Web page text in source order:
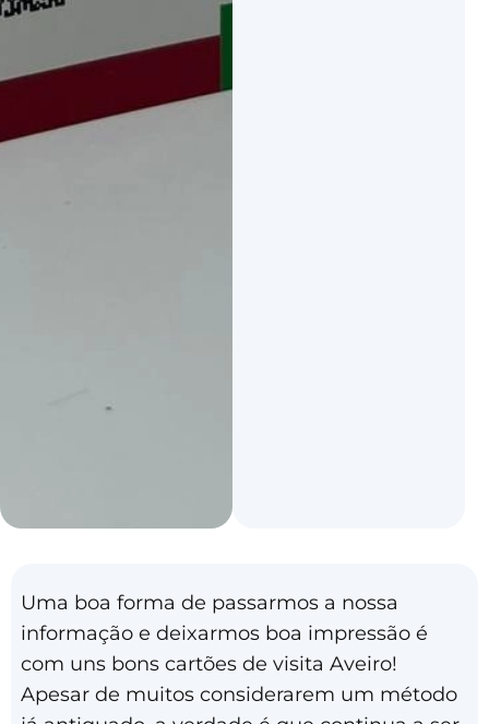
Uma boa forma de passarmos a nossa
informação e deixarmos boa impressão é
com uns bons cartões de visita Aveiro!
Apesar de muitos considerarem um método